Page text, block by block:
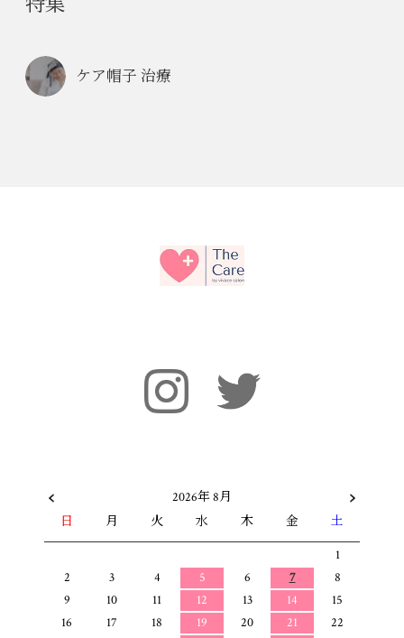
特集
ケア帽子 治療
2026年 8月
日
月 火 水 木 金 土
1
2
3 4 5 6 7
8
9
10 11 12 13 14
15
16
17 18 19 20 21
22